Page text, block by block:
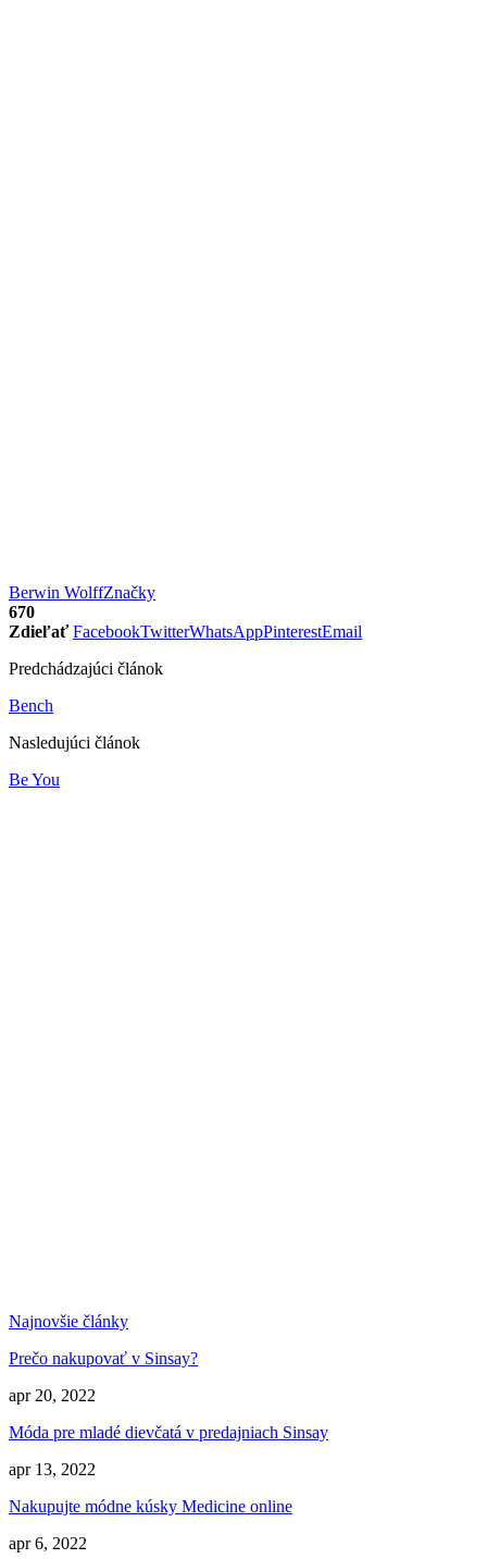
Berwin WolffZnačky
670
Zdieľať FacebookTwitterWhatsAppPinterestEmail
Predchádzajúci článok
Bench
Nasledujúci článok
Be You
Najnovšie články
Prečo nakupovať v Sinsay?
apr 20, 2022
Móda pre mladé dievčatá v predajniach Sinsay
apr 13, 2022
Nakupujte módne kúsky Medicine online
apr 6, 2022